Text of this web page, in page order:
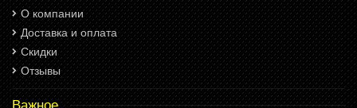
О компании
Доставка и оплата
Скидки
Отзывы
Важное